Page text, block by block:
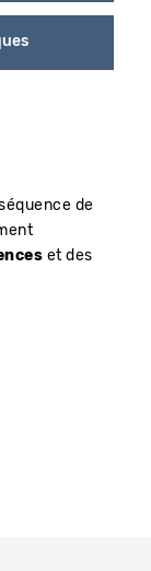
de
et des